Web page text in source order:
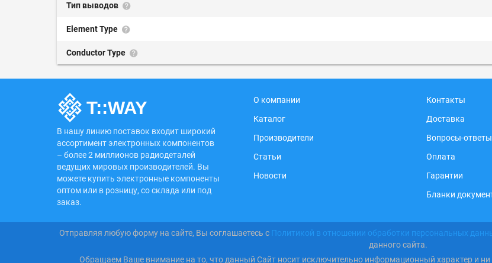
Тип выводов
Element Type
Conductor Type
В нашу линию поставок входит широкий
ассортимент электронных компонентов
– более 2 миллионов радиодеталей
ведущих мировых производителей. Вы
можете купить электронные компоненты
оптом или в розницу, со склада или под
заказ.
О компании
Каталог
Производители
Статьи
Новости
Контакты
Доставка
Вопросы-ответы
Оплата
Гарантии
Бланки
Отправляя любую форму на сайте, Вы соглашаетесь с Политикой в отношении обработки персональных
данного сайта.
Обращаем Ваше внимание на то, что данный Сайт носит исключительно информационный характер и